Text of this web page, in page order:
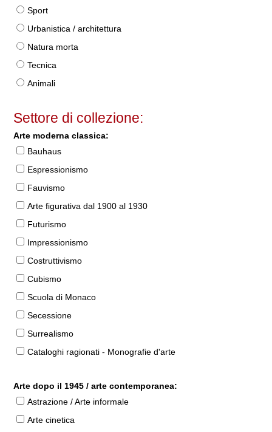
Sport
Urbanistica / architettura
Natura morta
Tecnica
Animali
Settore di collezione:
Arte moderna classica:
Bauhaus
Espressionismo
Fauvismo
Arte figurativa dal 1900 al 1930
Futurismo
Impressionismo
Costruttivismo
Cubismo
Scuola di Monaco
Secessione
Surrealismo
Cataloghi ragionati - Monografie d'arte
Arte dopo il 1945 / arte contemporanea:
Astrazione / Arte informale
Arte cinetica